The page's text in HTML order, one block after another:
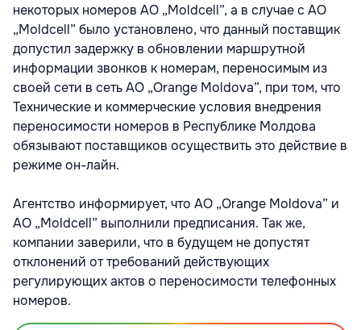
некоторых номеров АО „Moldcell”, а в случае с АО
„Moldcell” было установлено, что данный поставщик
допустил задержку в обновлении маршрутной
информации звонков к номерам, переносимым из
своей сети в сеть АО „Orange Moldova”, при том, что
Технические и коммерческие условия внедрения
переносимости номеров в Республике Молдова
обязывают поставщиков осуществить это действие в
режиме он-лайн.
Агентство информирует, что АО „Orange Moldova” и
АО „Moldcell” выполнили предписания. Так же,
компании заверили, что в будущем не допустят
отклонений от требований действующих
регулирующих актов о переносимости телефонных
номеров.